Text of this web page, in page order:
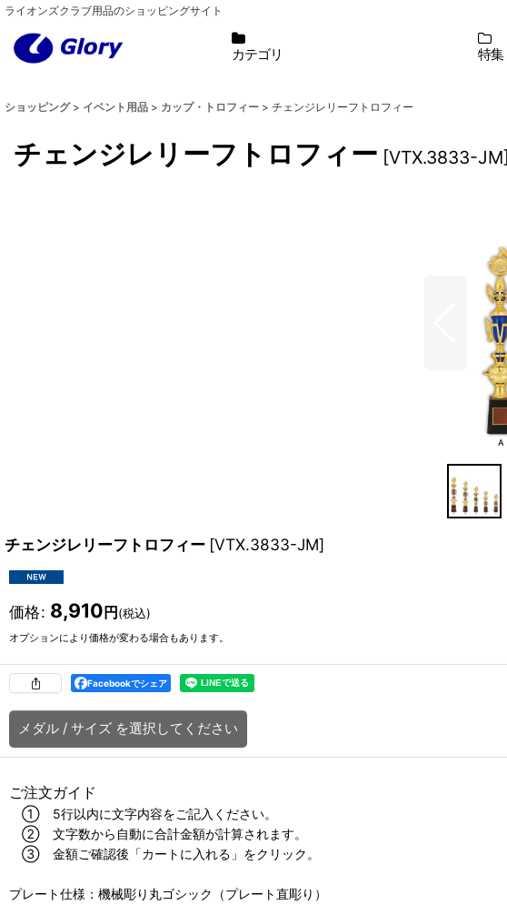
ライオンズクラブ用品のショッピングサイト
カテゴリ 特集
ショッピング > イベント用品 > カップ・トロフィー > チェンジレリーフトロフィー
チェンジレリーフトロフィー [VTX.3833-JM]
チェンジレリーフトロフィー [VTX.3833-JM]
価格: 8,910 円 (税込)
オプションにより価格が変わる場合もあります。
Facebookでシェア
メダル / サイズ を選択してください
ご注文ガイド
① 5行以内に文字内容をご記入ください。
② 文字数から自動に合計金額が計算されます。
③ 金額ご確認後「カートに入れる」をクリック。
プレート仕様：機械彫り丸ゴシック（プレート直彫り）